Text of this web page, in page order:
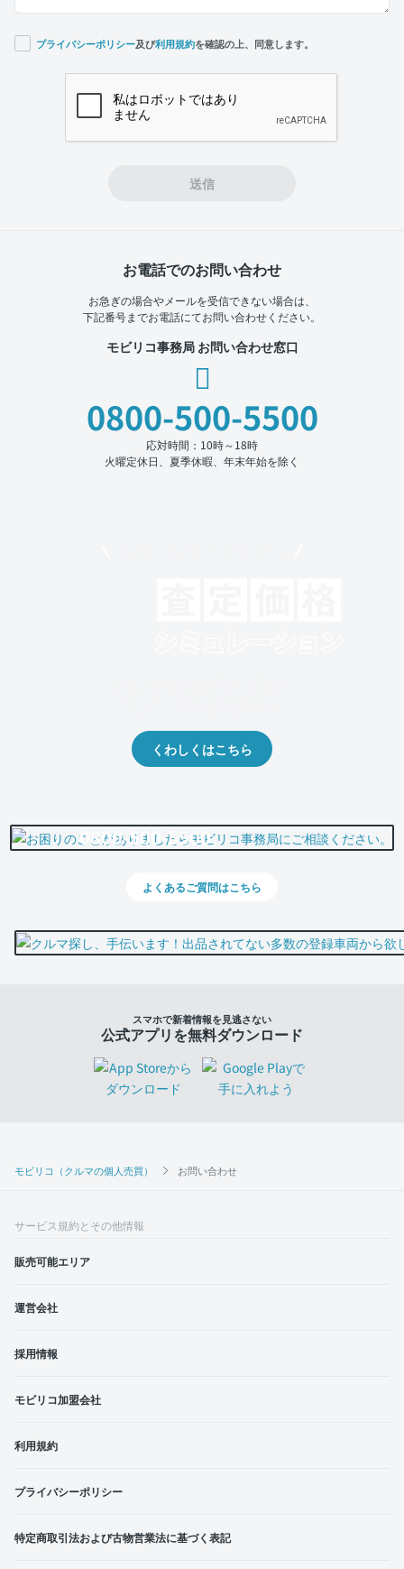
モビリコ（クルマの個人売買） お問い合わせ
プライバシーポリシー及び利用規約を確認の上、同意します。
送信
お電話でのお問い合わせ
お急ぎの場合やメールを受信できない場合は、
下記番号までお電話にてお問い合わせください。
モビリコ事務局 お問い合わせ窓口
0800-500-5500
応対時間：10時～18時
火曜定休日、夏季休暇、年末年始を除く
くわしくはこちら
0800-500-5500
よくあるご質問はこちら
スマホで新着情報を見逃さない
公式アプリを無料ダウンロード
サービス規約とその他情報
販売可能エリア
運営会社
採用情報
モビリコ加盟会社
利用規約
プライバシーポリシー
特定商取引法および古物営業法に基づく表記